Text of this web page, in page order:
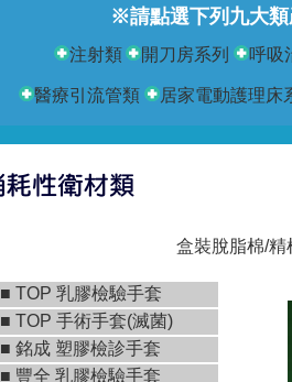
※請點選下列九大
注射類 開刀房系列 呼吸
醫療引流管類 居家電動護理床
盒裝脫脂棉/精
■ TOP 乳膠檢驗手套
■ TOP 手術手套(滅菌)
■ 銘成 塑膠檢診手套
■ 豐全 乳膠檢驗手套